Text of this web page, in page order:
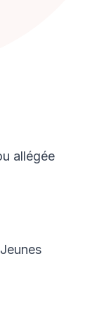
allégée